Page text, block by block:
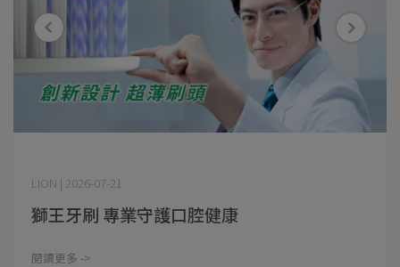
LION​ | 2026-07-21
獅王牙刷 專業守護口腔健康
閱讀更多 ->